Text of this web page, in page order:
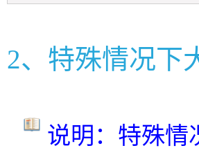
2、特殊情况下
说明：特殊情